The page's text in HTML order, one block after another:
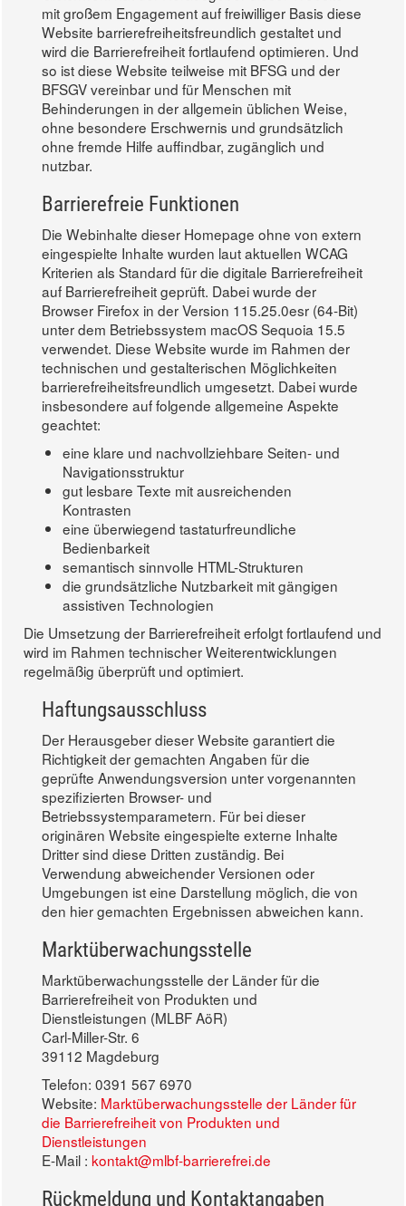
mit großem Engagement auf freiwilliger Basis diese
Website barrierefreiheitsfreundlich gestaltet und
wird die Barrierefreiheit fortlaufend optimieren. Und
so ist diese Website teilweise mit BFSG und der
BFSGV vereinbar und für Menschen mit
Behinderungen in der allgemein üblichen Weise,
ohne besondere Erschwernis und grundsätzlich
ohne fremde Hilfe auffindbar, zugänglich und
nutzbar.
Barrierefreie Funktionen
Die Webinhalte dieser Homepage ohne von extern
eingespielte Inhalte wurden laut aktuellen WCAG
Kriterien als Standard für die digitale Barrierefreiheit
auf Barrierefreiheit geprüft. Dabei wurde der
Browser Firefox in der Version 115.25.0esr (64-Bit)
unter dem Betriebssystem macOS Sequoia 15.5
verwendet. Diese Website wurde im Rahmen der
technischen und gestalterischen Möglichkeiten
barrierefreiheitsfreundlich umgesetzt. Dabei wurde
insbesondere auf folgende allgemeine Aspekte
geachtet:
eine klare und nachvollziehbare Seiten- und
Navigationsstruktur
gut lesbare Texte mit ausreichenden
Kontrasten
eine überwiegend tastaturfreundliche
Bedienbarkeit
semantisch sinnvolle HTML-Strukturen
die grundsätzliche Nutzbarkeit mit gängigen
assistiven Technologien
Die Umsetzung der Barrierefreiheit erfolgt fortlaufend und
wird im Rahmen technischer Weiterentwicklungen
regelmäßig überprüft und optimiert.
Haftungsausschluss
Der Herausgeber dieser Website garantiert die
Richtigkeit der gemachten Angaben für die
geprüfte Anwendungsversion unter vorgenannten
spezifizierten Browser- und
Betriebssystemparametern. Für bei dieser
originären Website eingespielte externe Inhalte
Dritter sind diese Dritten zuständig. Bei
Verwendung abweichender Versionen oder
Umgebungen ist eine Darstellung möglich, die von
den hier gemachten Ergebnissen abweichen kann.
Marktüberwachungsstelle
Marktüberwachungsstelle der Länder für die
Barrierefreiheit von Produkten und
Dienstleistungen (MLBF AöR)
Carl-Miller-Str. 6
39112 Magdeburg
Telefon: 0391 567 6970
Website: Marktüberwachungsstelle der Länder für
die Barrierefreiheit von Produkten und
Dienstleistungen
E-Mail : kontakt@mlbf-barrierefrei.de
Rückmeldung und Kontaktangaben